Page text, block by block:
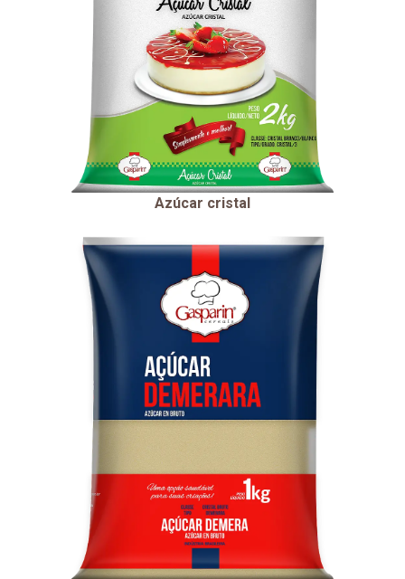
Azúcar cristal